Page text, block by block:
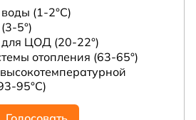
(1-2°С)
5°)
для ЦОД (20-22°)
отопления (63-65°)
95°С)